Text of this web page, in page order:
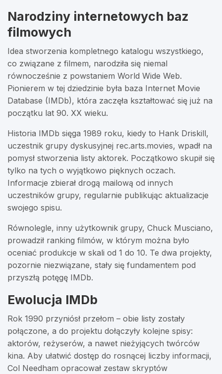
Narodziny internetowych baz
filmowych
Idea stworzenia kompletnego katalogu wszystkiego,
co związane z filmem, narodziła się niemal
równocześnie z powstaniem World Wide Web.
Pionierem w tej dziedzinie była baza Internet Movie
Database (IMDb), która zaczęła kształtować się już na
początku lat 90. XX wieku.
Historia IMDb sięga 1989 roku, kiedy to Hank Driskill,
uczestnik grupy dyskusyjnej rec.arts.movies, wpadł na
pomysł stworzenia listy aktorek. Początkowo skupił się
tylko na tych o wyjątkowo pięknych oczach.
Informacje zbierał drogą mailową od innych
uczestników grupy, regularnie publikując aktualizacje
swojego spisu.
Równolegle, inny użytkownik grupy, Chuck Musciano,
prowadził ranking filmów, w którym można było
oceniać produkcje w skali od 1 do 10. Te dwa projekty,
pozornie niezwiązane, stały się fundamentem pod
przyszłą potęgę IMDb.
Ewolucja IMDb
Rok 1990 przyniósł przełom – obie listy zostały
połączone, a do projektu dołączyły kolejne spisy:
aktorów, reżyserów, a nawet nieżyjących twórców
kina. Aby ułatwić dostęp do rosnącej liczby informacji,
Col Needham opracował zestaw skryptów